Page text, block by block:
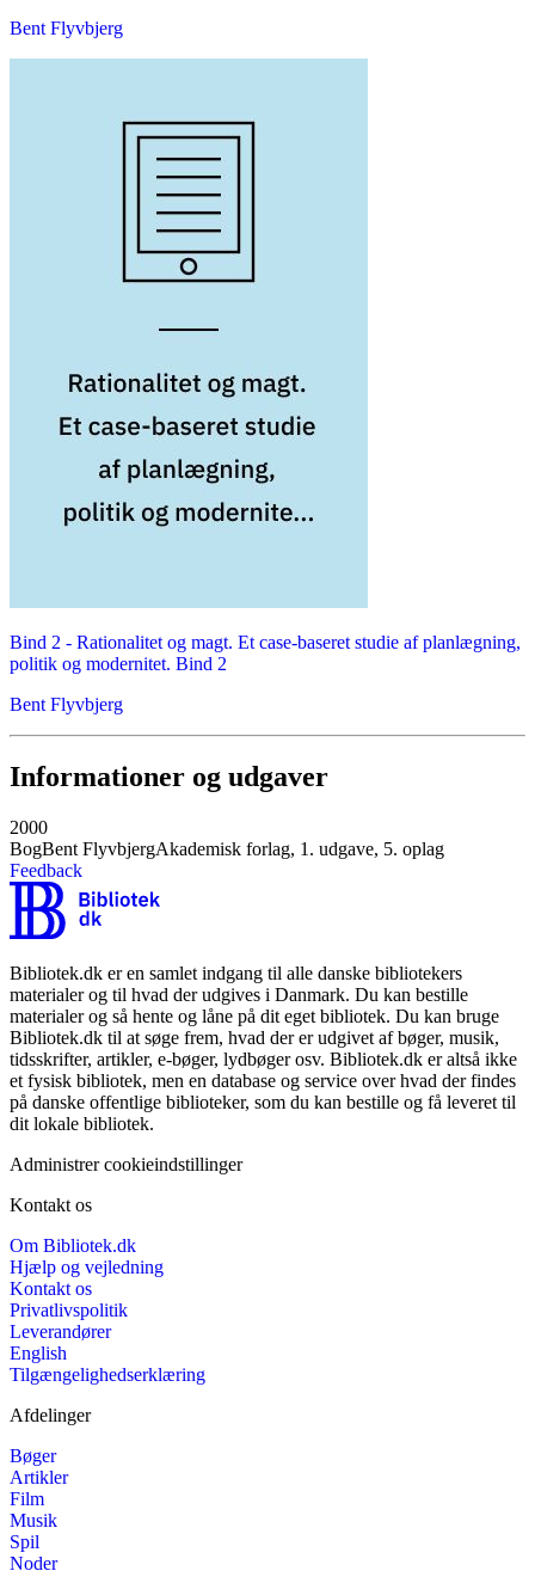
Bent Flyvbjerg
Bind 2 - Rationalitet og magt. Et case-baseret studie af planlægning,
politik og modernitet. Bind 2
Bent Flyvbjerg
Informationer og udgaver
2000
BogBent FlyvbjergAkademisk forlag, 1. udgave, 5. oplag
Feedback
Bibliotek.dk er en samlet indgang til alle danske bibliotekers
materialer og til hvad der udgives i Danmark. Du kan bestille
materialer og så hente og låne på dit eget bibliotek. Du kan bruge
Bibliotek.dk til at søge frem, hvad der er udgivet af bøger, musik,
tidsskrifter, artikler, e-bøger, lydbøger osv. Bibliotek.dk er altså ikke
et fysisk bibliotek, men en database og service over hvad der findes
på danske offentlige biblioteker, som du kan bestille og få leveret til
dit lokale bibliotek.
Administrer cookieindstillinger
Kontakt os
Om Bibliotek.dk
Hjælp og vejledning
Kontakt os
Privatlivspolitik
Leverandører
English
Tilgængelighedserklæring
Afdelinger
Bøger
Artikler
Film
Musik
Spil
Noder